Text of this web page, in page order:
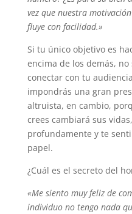
vez que nuestra
fluye con facilidad.»
Si tu único objetivo es
encima de los demás,
conectar con tu
impondrás una gran
altruista, en cambio,
crees cambiará sus
profundamente y te
papel.
¿Cuál es el secreto del
«Me siento muy feliz de
individuo no tengo nada